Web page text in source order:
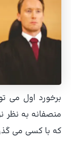
برخورد اول می
منصفانه به نظر
که با کسی می